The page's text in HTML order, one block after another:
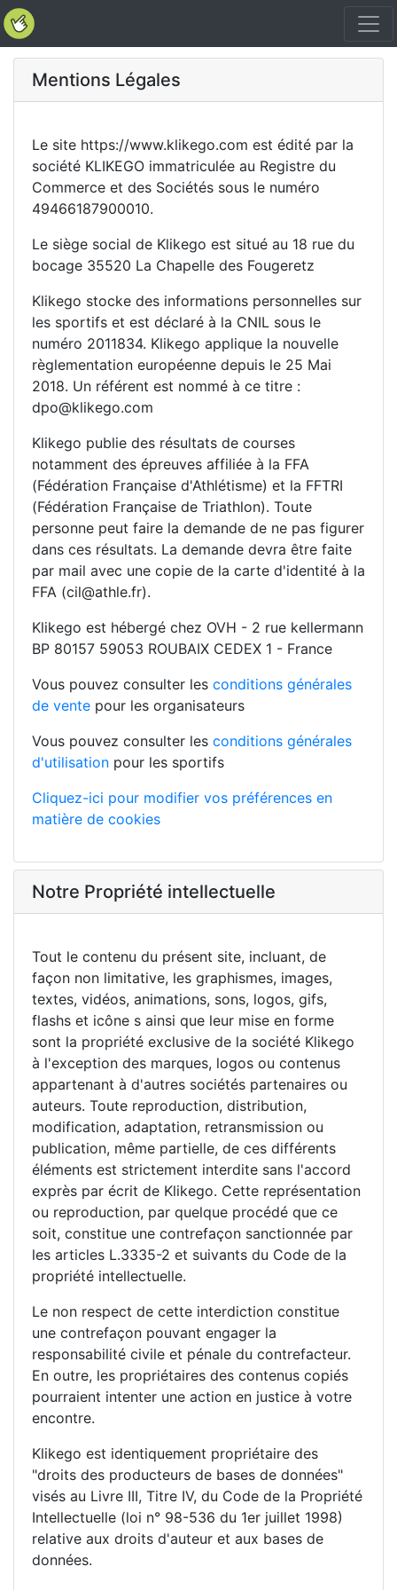
Mentions Légales
Le site https://www.klikego.com est édité par la
société KLIKEGO immatriculée au Registre du
Commerce et des Sociétés sous le numéro
49466187900010.
Le siège social de Klikego est situé au 18 rue du
bocage 35520 La Chapelle des Fougeretz
Klikego stocke des informations personnelles sur
les sportifs et est déclaré à la CNIL sous le
numéro 2011834. Klikego applique la nouvelle
règlementation européenne depuis le 25 Mai
2018. Un référent est nommé à ce titre :
dpo@klikego.com
Klikego publie des résultats de courses
notamment des épreuves affiliée à la FFA
(Fédération Française d'Athlétisme) et la FFTRI
(Fédération Française de Triathlon). Toute
personne peut faire la demande de ne pas figurer
dans ces résultats. La demande devra être faite
par mail avec une copie de la carte d'identité à la
FFA (cil@athle.fr).
Klikego est hébergé chez OVH - 2 rue kellermann
BP 80157 59053 ROUBAIX CEDEX 1 - France
Vous pouvez consulter les conditions générales
de vente pour les organisateurs
Vous pouvez consulter les conditions générales
d'utilisation pour les sportifs
Cliquez-ici pour modifier vos préférences en
matière de cookies
Notre Propriété intellectuelle
Tout le contenu du présent site, incluant, de
façon non limitative, les graphismes, images,
textes, vidéos, animations, sons, logos, gifs,
flashs et icône s ainsi que leur mise en forme
sont la propriété exclusive de la société Klikego
à l'exception des marques, logos ou contenus
appartenant à d'autres sociétés partenaires ou
auteurs. Toute reproduction, distribution,
modification, adaptation, retransmission ou
publication, même partielle, de ces différents
éléments est strictement interdite sans l'accord
exprès par écrit de Klikego. Cette représentation
ou reproduction, par quelque procédé que ce
soit, constitue une contrefaçon sanctionnée par
les articles L.3335-2 et suivants du Code de la
propriété intellectuelle.
Le non respect de cette interdiction constitue
une contrefaçon pouvant engager la
responsabilité civile et pénale du contrefacteur.
En outre, les propriétaires des contenus copiés
pourraient intenter une action en justice à votre
encontre.
Klikego est identiquement propriétaire des
"droits des producteurs de bases de données"
visés au Livre III, Titre IV, du Code de la Propriété
Intellectuelle (loi n° 98-536 du 1er juillet 1998)
relative aux droits d'auteur et aux bases de
données.